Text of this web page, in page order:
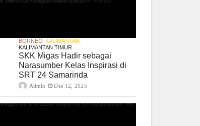
BORNEO KALIMANTAN
KALIMANTAN TIMUR
SKK Migas Hadir sebagai
Narasumber Kelas Inspirasi di
SRT 24 Samarinda
Admin Des 12, 2025